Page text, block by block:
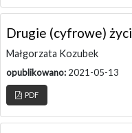
Drugie (cyfrowe)
Małgorzata Kozubek
opublikowano: 2021-05-13
PDF